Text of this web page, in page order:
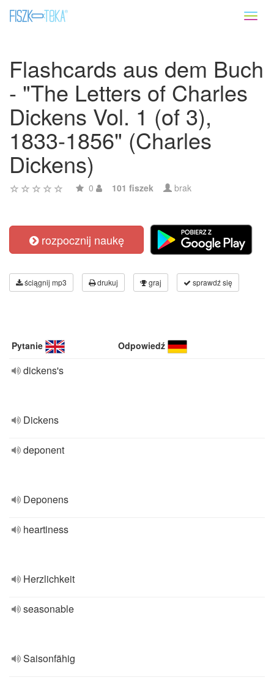
Flashcards aus dem Buch
- "The Letters of Charles
Dickens Vol. 1 (of 3),
1833-1856" (Charles
Dickens)
0 101 fiszek brak
rozpocznij naukę
ściągnij mp3 drukuj graj sprawdź się
Pytanie Odpowiedź
dickens's
Dickens
deponent
Deponens
heartiness
Herzlichkeit
seasonable
Saisonfähig